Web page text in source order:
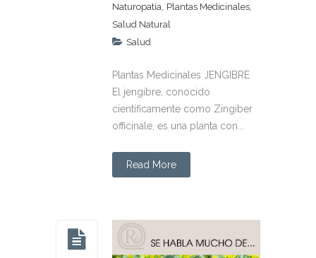
Naturopatía Plantas Medicinales
Salud Natural
Salud
Plantas Medicinales JENGIBRE
El jengibre, conocido
científicamente como Zingiber
officinale, es una planta con...
Read More